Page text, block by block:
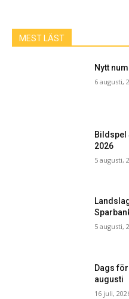
MEST LÄST
Nytt
6 augusti,
Bildspel
2026
5 augusti,
5 augusti,
Dags
augusti
16 juli,